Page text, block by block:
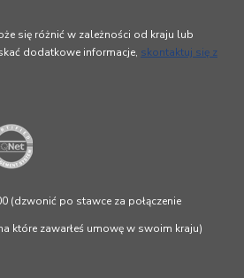
się różnić w zależności od kraju lub
dodatkowe informacje, skontaktuj się z
(dzwonić po stawce za połączenie
które zawarłeś umowę w swoim kraju)